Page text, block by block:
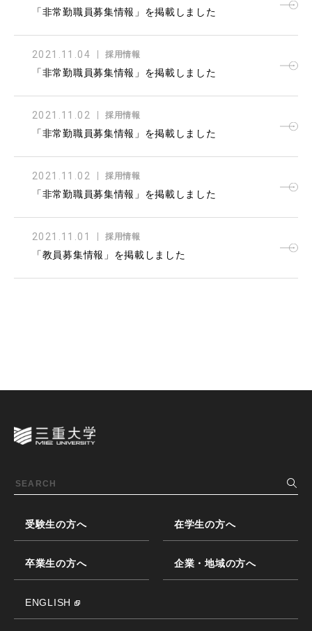
「非常勤職員募集情報」を掲載しました
2021.11.04 採用情報
「非常勤職員募集情報」を掲載しました
2021.11.02 採用情報
「非常勤職員募集情報」を掲載しました
2021.11.02 採用情報
「非常勤職員募集情報」を掲載しました
2021.11.01 採用情報
「教員募集情報」を掲載しました
受験生の方へ 在学生の方へ
卒業生の方へ 企業・地域の方へ
ENGLISH